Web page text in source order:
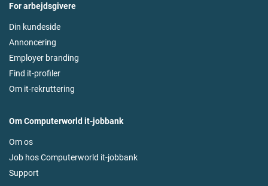
For arbejdsgivere
Din kundeside
Annoncering
Employer branding
Find it-profiler
Om it-rekruttering
Om Computerworld it-jobbank
Om os
Job hos Computerworld it-jobbank
Support